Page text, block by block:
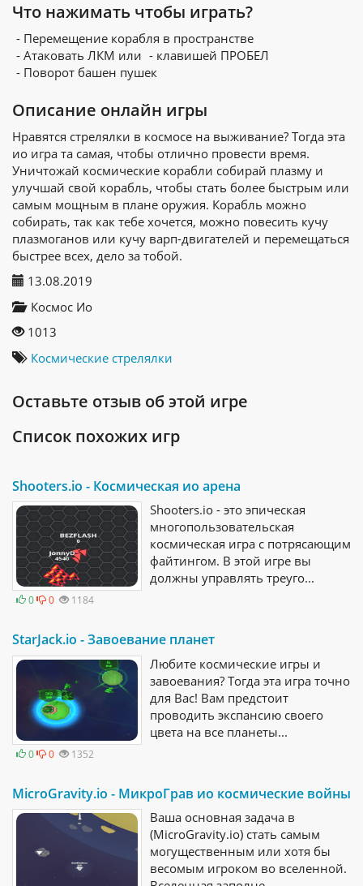
Что нажимать чтобы играть?
- Перемещение корабля в пространстве
- Атаковать ЛКМ или - клавишей ПРОБЕЛ
- Поворот башен пушек
Описание онлайн игры
Нравятся стрелялки в космосе на выживание? Тогда эта
ио игра та самая, чтобы отлично провести время.
Уничтожай космические корабли собирай плазму и
улучшай свой корабль, чтобы стать более быстрым или
самым мощным в плане оружия. Корабль можно
собирать, так как тебе хочется, можно повесить кучу
плазмоганов или кучу варп-двигателей и перемещаться
быстрее всех, дело за тобой.
13.08.2019
Космос Ио
1013
Космические стрелялки
Оставьте отзыв об этой игре
Список похожих игр
Shooters.io - Космическая ио арена
0 0 1184
Shooters.io - это эпическая
многопользовательская
космическая игра с потрясающим
файтингом. В этой игре вы
должны управлять треуго...
StarJack.io - Завоевание планет
0 0 1352
Любите космические игры и
завоевания? Тогда эта игра точно
для Вас! Вам предстоит
проводить экспансию своего
цвета на все планеты...
MicroGravity.io - МикроГрав ио космические войны
Ваша основная задача в
(MicroGravity.io) стать самым
могущественным или хотя бы
весомым игроком во вселенной.